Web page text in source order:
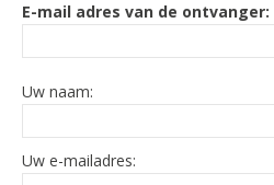
E-mail adres van de ontvanger:
Uw naam:
Uw e-mailadres: